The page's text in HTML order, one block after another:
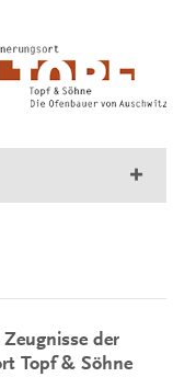
der
Topf & Söhne